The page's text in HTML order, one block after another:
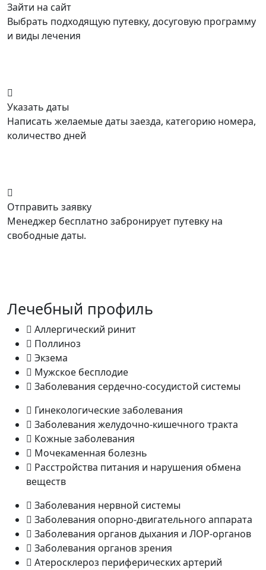
Зайти на сайт
Выбрать подходящую путевку, досуговую программу
и виды лечения
Указать даты
Написать желаемые даты заезда, категорию номера,
количество дней
Отправить заявку
Менеджер бесплатно забронирует путевку на
свободные даты.
Лечебный профиль
Аллергический ринит
Поллиноз
Экзема
Мужское бесплодие
Заболевания сердечно-сосудистой системы
Гинекологические заболевания
Заболевания желудочно-кишечного тракта
Кожные заболевания
Мочекаменная болезнь
Расстройства питания и нарушения обмена
веществ
Заболевания нервной системы
Заболевания опорно-двигательного аппарата
Заболевания органов дыхания и ЛОР-органов
Заболевания органов зрения
Атеросклероз периферических артерий